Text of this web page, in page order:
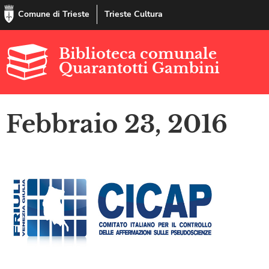
Comune di Trieste Trieste Cultura
Biblioteca comunale
Quarantotti Gambini
Febbraio 23, 2016